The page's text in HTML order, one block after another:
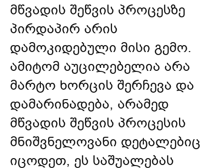
მწვადის შეწვის პროცესზე
პირდაპირ არის
დამოკიდებული მისი გემო.
ამიტომ აუცილებელია არა
მარტო ხორცის შერჩევა და
დამარინადება, არამედ
მწვადის შეწვის პროცესის
მნიშვნელოვანი დეტალებიც
იცოდეთ, ეს საშუალებას